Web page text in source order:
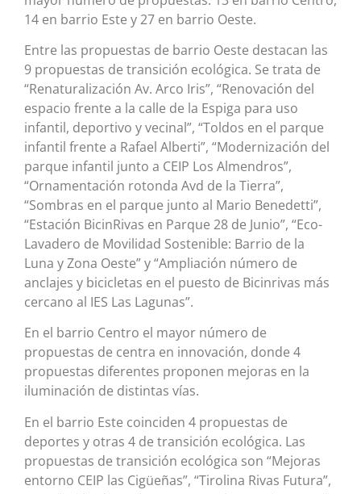
14 en barrio Este y 27 en barrio Oeste.
Entre las propuestas de barrio Oeste destacan las
9 propuestas de transición ecológica. Se trata de
“Renaturalización Av. Arco Iris”, “Renovación del
espacio frente a la calle de la Espiga para uso
infantil, deportivo y vecinal”, “Toldos en el parque
infantil frente a Rafael Alberti”, “Modernización del
parque infantil junto a CEIP Los Almendros”,
“Ornamentación rotonda Avd de la Tierra”,
“Sombras en el parque junto al Mario Benedetti”,
“Estación BicinRivas en Parque 28 de Junio”, “Eco-
Lavadero de Movilidad Sostenible: Barrio de la
Luna y Zona Oeste” y “Ampliación número de
anclajes y bicicletas en el puesto de Bicinrivas más
cercano al IES Las Lagunas”.
En el barrio Centro el mayor número de
propuestas de centra en innovación, donde 4
propuestas diferentes proponen mejoras en la
iluminación de distintas vías.
En el barrio Este coinciden 4 propuestas de
deportes y otras 4 de transición ecológica. Las
propuestas de transición ecológica son “Mejoras
entorno CEIP las Cigüeñas”, “Tirolina Rivas Futura”,